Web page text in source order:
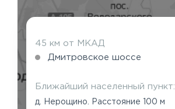
45 км от МКАД
Дмитровское шоссе
Ближайший населенный пункт:
д. Нерощино. Расстояние 100 м